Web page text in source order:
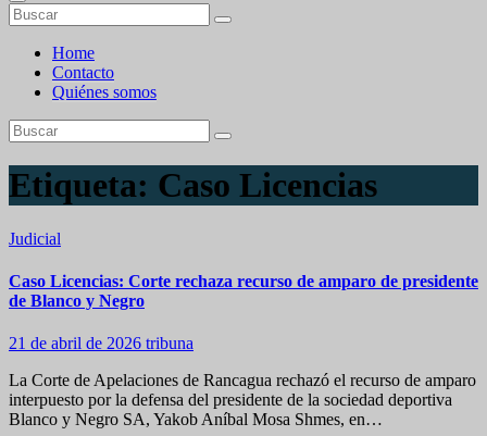
Home
Contacto
Quiénes somos
Etiqueta: Caso Licencias
Judicial
Caso Licencias: Corte rechaza recurso de amparo de presidente
de Blanco y Negro
21 de abril de 2026 tribuna
La Corte de Apelaciones de Rancagua rechazó el recurso de amparo
interpuesto por la defensa del presidente de la sociedad deportiva
Blanco y Negro SA, Yakob Aníbal Mosa Shmes, en…